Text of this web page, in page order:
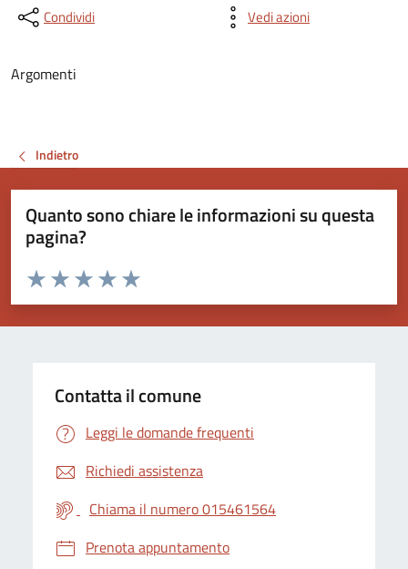
Condividi Vedi azioni
Argomenti
Indietro
Quanto sono chiare le informazioni su questa
pagina?
Valuta da 1 a 5 stelle la pagina
Valuta 5 stelle su 5
Valuta 4 stelle su 5
Valuta 3 stelle su 5
Valuta 2 stelle su 5
Valuta 1 stelle su 5
Contatta il comune
Leggi le domande frequenti
Richiedi assistenza
Chiama il numero 015461564
Prenota appuntamento